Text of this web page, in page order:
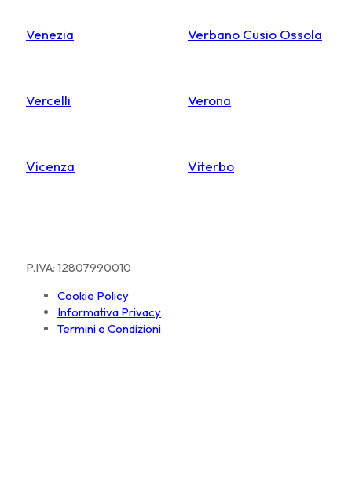
Venezia Verbano Cusio Ossola
Vercelli Verona
Vicenza Viterbo
P.IVA: 12807990010
Cookie Policy
Informativa Privacy
Termini e Condizioni